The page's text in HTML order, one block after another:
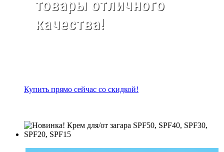
товары отличного
качества!
Купить прямо сейчас со скидкой!